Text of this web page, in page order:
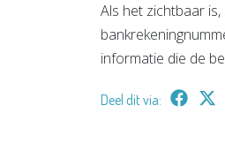
Als het zichtbaar
informatie die de
Deel dit via: